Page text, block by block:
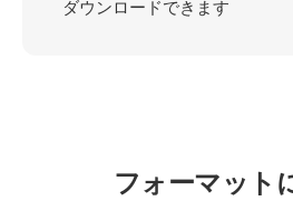
ダウンロードできます
フォーマット